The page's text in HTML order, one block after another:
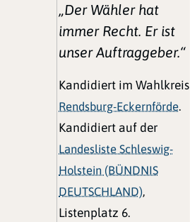
„Der Wähler hat
immer Recht. Er ist
unser Auftraggeber.“
Kandidiert im Wahlkreis
Rendsburg-Eckernförde.
Kandidiert auf der
Landesliste Schleswig-
Holstein (BÜNDNIS
DEUTSCHLAND),
Listenplatz 6.